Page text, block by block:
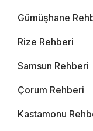
Gümüşhane
Rize Rehberi
Samsun Rehberi
Çorum Rehberi
Kastamonu